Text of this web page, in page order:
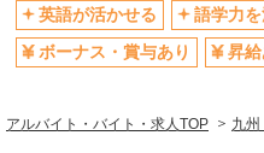
英語が活かせる
語学力を
ボーナス・賞与あり
昇給
アルバイト・バイト・求人TOP 九州